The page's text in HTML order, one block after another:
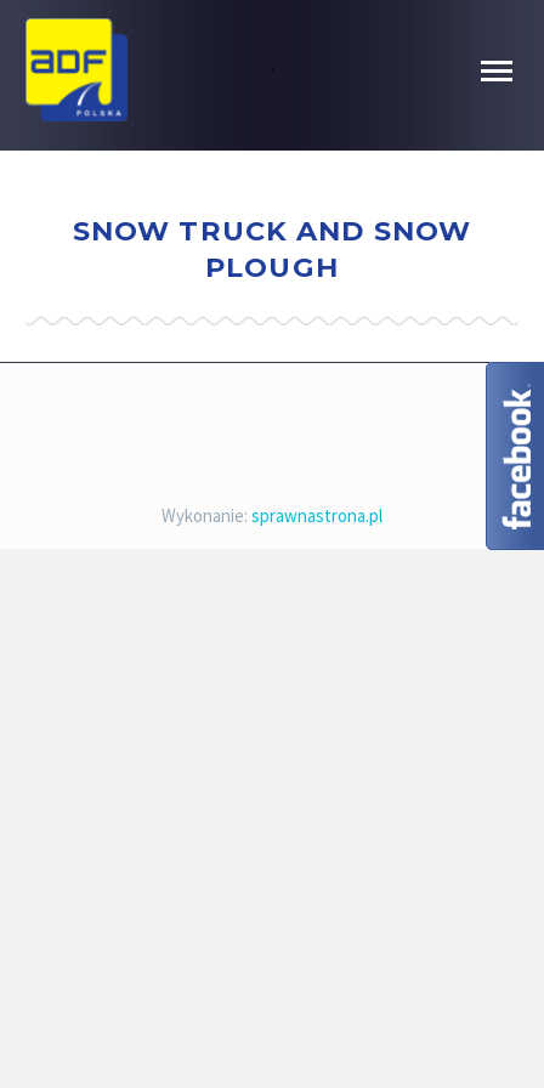
.
SNOW TRUCK AND SNOW
PLOUGH
Wykonanie: sprawnastrona.pl